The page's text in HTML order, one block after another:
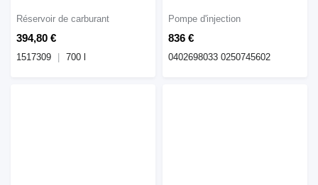
394,80 €
Réservoir de carburant
1517309 700 l
836 €
Pompe d'injection
0402698033 0250745602